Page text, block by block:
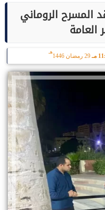
المسرح الروماني
العامة
مـ 29 رمضان 1446
هـ